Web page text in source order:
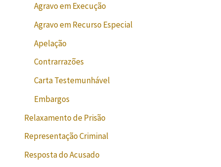
Agravo em Execução
Agravo em Recurso Especial
Apelação
Contrarrazões
Carta Testemunhável
Embargos
Relaxamento de Prisão
Representação Criminal
Resposta do Acusado